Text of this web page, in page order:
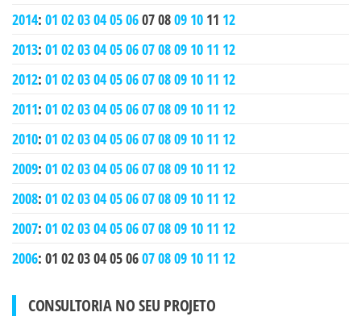
2014: 01 0203040506070809 10 11 12
2013: 01 0203040506070809 10 11 12
2012: 01 0203040506070809 10 11 12
2011: 01 0203040506070809 10 11 12
2010: 01 0203040506070809 10 11 12
2009: 01 0203040506070809 10 11 12
2008: 01 0203040506070809 10 11 12
2007: 01 0203040506070809 10 11 12
2006: 01 0203040506070809 10 11 12
CONSULTORIA NO SEU PROJETO